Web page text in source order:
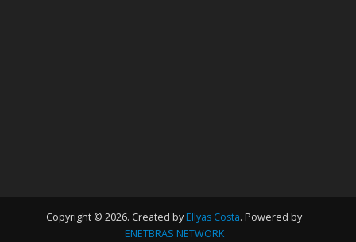
Copyright © 2026. Created by Ellyas Costa. Powered by
ENETBRAS NETWORK